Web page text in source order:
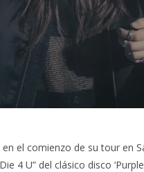
en el comienzo de su tour en
4 U” del clásico disco ‘Purple